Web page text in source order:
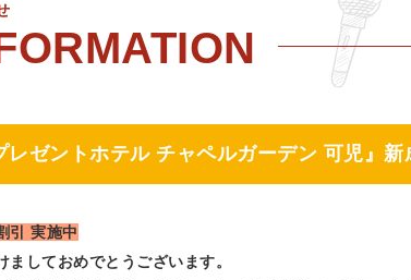
レゼントホテル チャペルガーデン 可児』
引 実施中
ましておめでとうございます。